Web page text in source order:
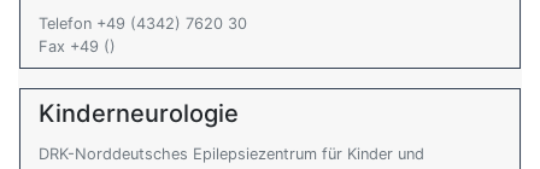
Telefon +49 (4342) 7620 30
Fax +49 ()
Kinderneurologie
DRK-Norddeutsches Epilepsiezentrum für Kinder und